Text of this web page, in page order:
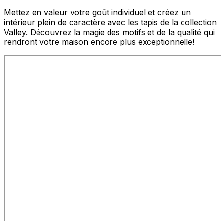
Mettez en valeur votre goût individuel et créez un
intérieur plein de caractère avec les tapis de la collection
Valley. Découvrez la magie des motifs et de la qualité qui
rendront votre maison encore plus exceptionnelle!